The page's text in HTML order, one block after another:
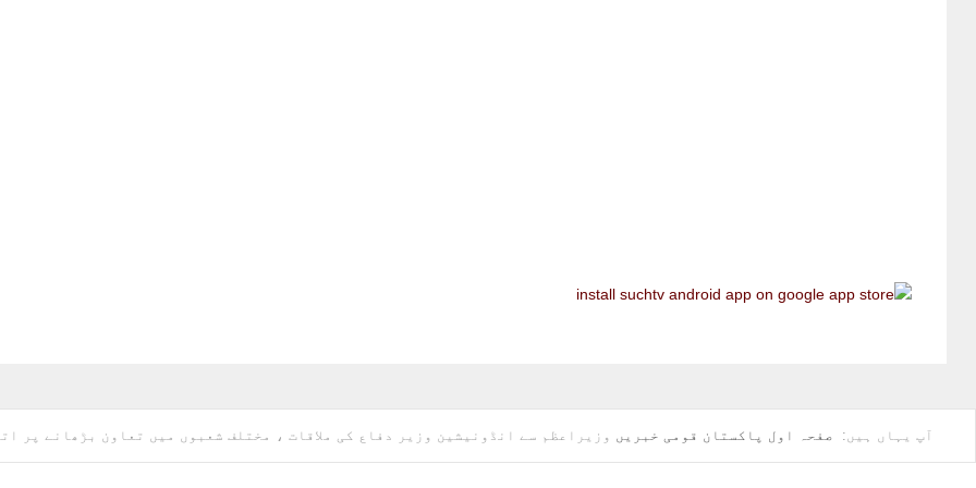
آپ یہاں ہیں: صفحہ اول پاکستان قومی خبریں وزیراعظم سے انڈونیشین وزیر دفاع کی ملاقات ، مختلف شعبوں میں تعاون بڑھانے پر